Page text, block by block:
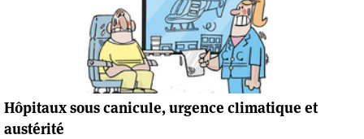
Hôpitaux sous canicule, urgence climatique et
austérité